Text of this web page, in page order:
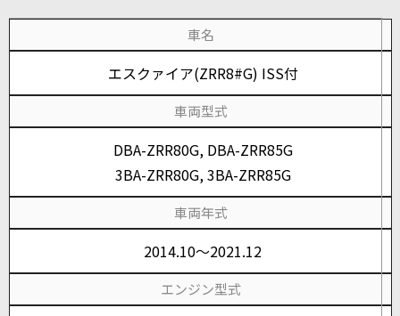
車名
エスクァイア(ZRR8#G) ISS付
車両型式
DBA-ZRR80G, DBA-ZRR85G
3BA-ZRR80G, 3BA-ZRR85G
車両年式
2014.10～2021.12
エンジン型式